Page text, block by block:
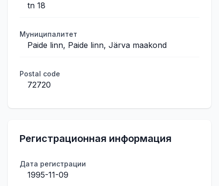
tn 18
Муниципалитет
Paide linn, Paide linn, Järva maakond
Postal code
72720
Регистрационная информация
Дата регистрации
1995-11-09